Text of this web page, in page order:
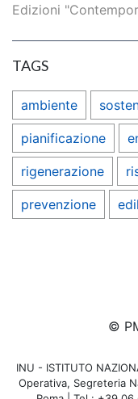
Edizioni
TAGS
ambiente
pianificazione
rigenerazione
prevenzione
©
INU - ISTITUTO
Operativa, Segreteria